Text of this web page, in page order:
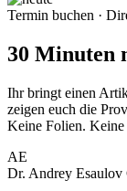
Termin buchen ·
30 Minuten
Ihr bringt einen
zeigen euch die
Keine Folien.
AE
Dr. Andrey Esaulov